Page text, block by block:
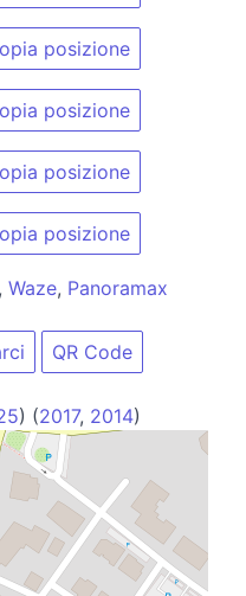
posizione
posizione
posizione
posizione
Waze, Panoramax
QR Code
) (2017, 2014)